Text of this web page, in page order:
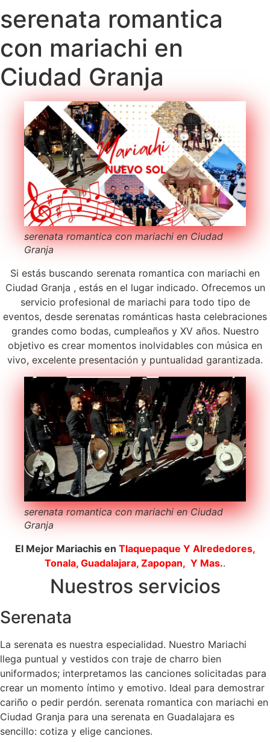
serenata romantica
con mariachi en
Ciudad Granja
serenata romantica con mariachi en Ciudad
Granja
Si estás buscando serenata romantica con mariachi en
Ciudad Granja , estás en el lugar indicado. Ofrecemos un
servicio profesional de mariachi para todo tipo de
eventos, desde serenatas románticas hasta celebraciones
grandes como bodas, cumpleaños y XV años. Nuestro
objetivo es crear momentos inolvidables con música en
vivo, excelente presentación y puntualidad garantizada.
serenata romantica con mariachi en Ciudad
Granja
El Mejor Mariachis en Tlaquepaque Y Alrededores,
Tonala, Guadalajara, Zapopan, Y Mas..
Nuestros servicios
Serenata
La serenata es nuestra especialidad. Nuestro Mariachi
llega puntual y vestidos con traje de charro bien
uniformados; interpretamos las canciones solicitadas para
crear un momento íntimo y emotivo. Ideal para demostrar
cariño o pedir perdón. serenata romantica con mariachi en
Ciudad Granja para una serenata en Guadalajara es
sencillo: cotiza y elige canciones.